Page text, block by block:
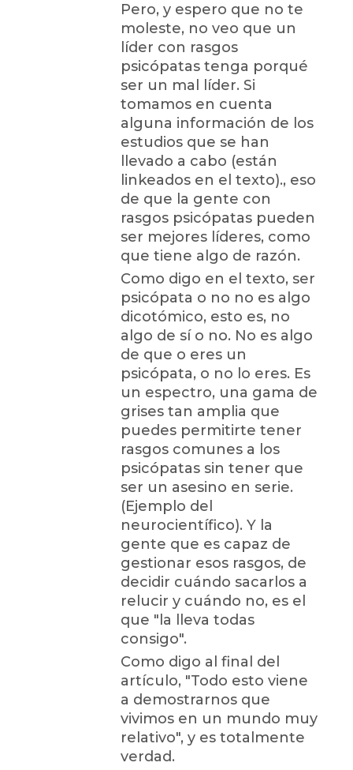
Pero, y espero que no te
moleste, no veo que un
líder con rasgos
psicópatas tenga porqué
ser un mal líder. Si
tomamos en cuenta
alguna información de los
estudios que se han
llevado a cabo (están
linkeados en el texto)., eso
de que la gente con
rasgos psicópatas pueden
ser mejores líderes, como
que tiene algo de razón.
Como digo en el texto, ser
psicópata o no no es algo
dicotómico, esto es, no
algo de sí o no. No es algo
de que o eres un
psicópata, o no lo eres. Es
un espectro, una gama de
grises tan amplia que
puedes permitirte tener
rasgos comunes a los
psicópatas sin tener que
ser un asesino en serie.
(Ejemplo del
neurocientífico). Y la
gente que es capaz de
gestionar esos rasgos, de
decidir cuándo sacarlos a
relucir y cuándo no, es el
que "la lleva todas
consigo".
Como digo al final del
artículo, "Todo esto viene
a demostrarnos que
vivimos en un mundo muy
relativo", y es totalmente
verdad.